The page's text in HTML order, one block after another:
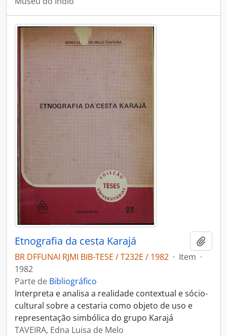
Etnografia da cesta Karajá
BR DFFUNAI RJMI BIB-TESE / T232E / 1982 · Item ·
1982
Parte de Bibliográfico
Interpreta e analisa a realidade contextual e sócio-
cultural sobre a cestaria como objeto de uso e
representação simbólica do grupo Karajá
TAVEIRA, Edna Luisa de Melo